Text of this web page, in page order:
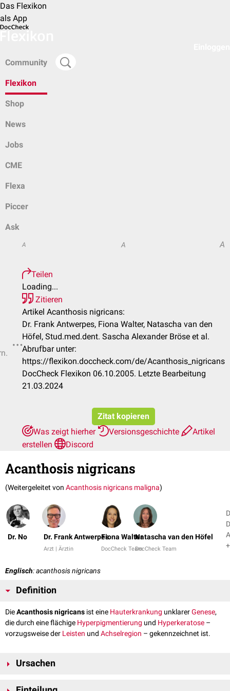
Das Flexikon
als App
Community
Flexikon
Shop
News
Jobs
CME
Flexa
Piccer
Ask
A A A
Teilen
Loading...
Zitieren
Artikel Acanthosis nigricans:
Dr. Frank Antwerpes, Fiona Walter, Natascha van den
Höfel, Stud.med.dent. Sascha Alexander Bröse et al.
Abrufbar unter:
https://flexikon.doccheck.com/de/Acanthosis_nigricans
DocCheck Flexikon 06.10.2005. Letzte Bearbeitung
21.03.2024
Zitat kopieren
Was zeigt hierher
Versionsgeschichte
Artikel
erstellen
Discord
Acanthosis nigricans
(Weitergeleitet von Acanthosis nigricans maligna)
Dr. No Dr. Frank Antwerpes
Arzt | Ärztin
Fiona Walter
DocCheck Team
Natascha van den Höfel
DocCheck Team
Englisch: acanthosis nigricans
Definition
DieAcanthosis nigricans ist eine Hauterkrankung unklarerGenese,
die durch eine flächige Hyperpigmentierung und Hyperkeratose –
vorzugsweise der Leisten und Achselregion – gekennzeichnet ist.
Ursachen